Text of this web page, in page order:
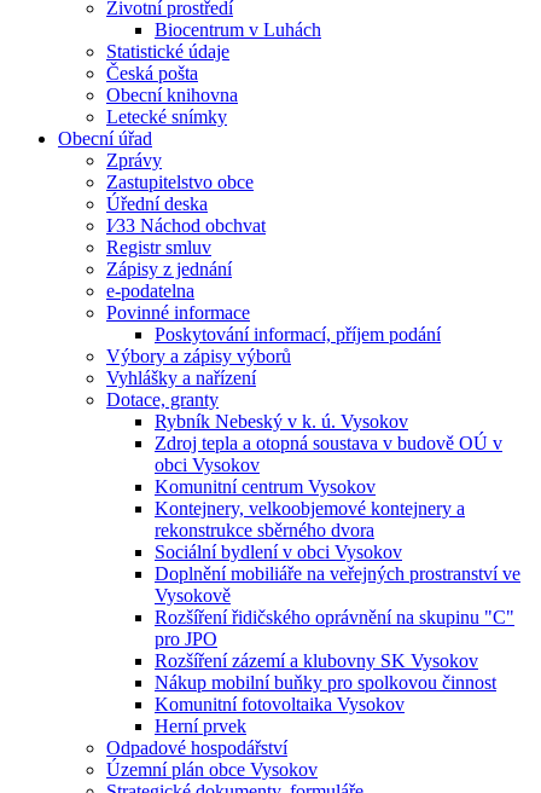
Životní prostředí
Biocentrum v Luhách
Statistické údaje
Česká pošta
Obecní knihovna
Letecké snímky
Obecní úřad
Zprávy
Zastupitelstvo obce
Úřední deska
I⁄33 Náchod obchvat
Registr smluv
Zápisy z jednání
e-podatelna
Povinné informace
Poskytování informací, příjem podání
Výbory a zápisy výborů
Vyhlášky a nařízení
Dotace, granty
Rybník Nebeský v k. ú. Vysokov
Zdroj tepla a otopná soustava v budově OÚ v
obci Vysokov
Komunitní centrum Vysokov
Kontejnery, velkoobjemové kontejnery a
rekonstrukce sběrného dvora
Sociální bydlení v obci Vysokov
Doplnění mobiliáře na veřejných prostranství ve
Vysokově
Rozšíření řidičského oprávnění na skupinu "C"
pro JPO
Rozšíření zázemí a klubovny SK Vysokov
Nákup mobilní buňky pro spolkovou činnost
Komunitní fotovoltaika Vysokov
Herní prvek
Odpadové hospodářství
Územní plán obce Vysokov